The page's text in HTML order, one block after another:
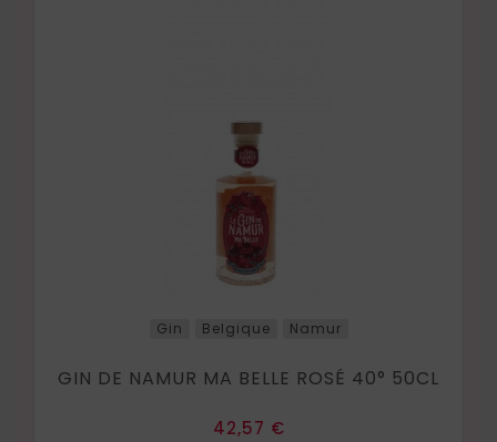
Gin Belgique Namur
GIN DE NAMUR MA BELLE ROSÉ 40° 50CL
Prix
42,57 €